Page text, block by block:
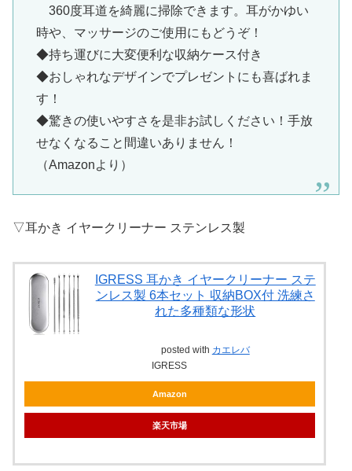
360度耳道を綺麗に掃除できます。耳がかゆい
時や、マッサージのご使用にもどうぞ！
◆持ち運びに大変便利な収納ケース付き
◆おしゃれなデザインでプレゼントにも喜ばれま
す！
◆驚きの使いやすさを是非お試しください！手放
せなくなること間違いありません！
（Amazonより）
▽耳かき イヤークリーナー ステンレス製
IGRESS 耳かき イヤークリーナー ステ
ンレス製 6本セット 収納BOX付 洗練さ
れた多種類な形状
posted with カエレバ
IGRESS
Amazon
楽天市場